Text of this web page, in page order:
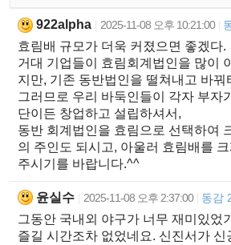
922alpha 2025-11-08 오후 10:21:00
효림배 규모가 더욱 커졌으면 좋겠다.
거대 기업들이 효림회계법인을 많이
지만, 기존 동반법인을 떨쳐내고 바꿔
그러므로 우리 바둑인들이 각자 부자
단이든 창업하고 설립하셔서,
동반 회계법인을 효림으로 선택하여
의 주인도 되시고, 아울러 효림배를
주시기를 바랍니다.^^
윤실수 2025-11-08 오후 2:37:00 동감
그동안 국내외 야구가 너무 재미있었
즐길 시간조차 없었네요. 신진서가 신